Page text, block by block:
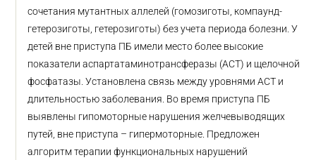
сочетания мутантных аллелей (гомозиготы, компаунд-
гетерозиготы, гетерозиготы) без учета периода болезни. У
детей вне приступа ПБ имели место более высокие
показатели аспартатаминотрансферазы (АСТ) и щелочной
фосфатазы. Установлена связь между уровнями АСТ и
длительностью заболевания. Во время приступа ПБ
выявлены гипомоторные нарушения желчевыводящих
путей, вне приступа – гипермоторные. Предложен
алгоритм терапии функциональных нарушений